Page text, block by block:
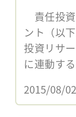
責任投
ント（以
投資リサ
に連動す
2015/08/02